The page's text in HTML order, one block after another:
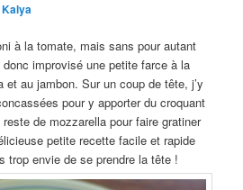
Kalya
à la tomate, mais sans pour autant
donc improvisé une petite farce à la
au jambon. Sur un coup de tête, j’y
pour y apporter du croquant
de mozzarella pour faire gratiner
petite recette facile et rapide
trop envie de se prendre la tête !